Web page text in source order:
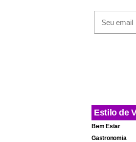
Por
Edinho e
Apesar dos
jogador
precaveu a
Estilo de
Bem Estar
Gastronomia